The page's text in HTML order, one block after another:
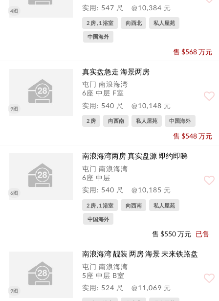
4图
实用: 547 尺
@10,384 元
2 房 , 1 浴室 向西北 私人屋苑
中国海外
售 $568 万元
9图
真实盘急走 海景两房
屯门 南浪海湾
6座 中层 F室
实用: 540 尺
@10,148 元
2 房 向西南 私人屋苑 中国海外
售 $548 万元
6图
南浪海湾两房 真实盘源 即约即睇
屯门 南浪海湾
6座 中层
实用: 540 尺
@10,185 元
2 房 , 1 浴室 向西南 私人屋苑
中国海外
售 $550 万元 已售
9图
南浪海湾 靓装 两房 海景 未来铁路盘
屯门 南浪海湾
5座 中层 B室
实用: 524 尺
@11,069 元